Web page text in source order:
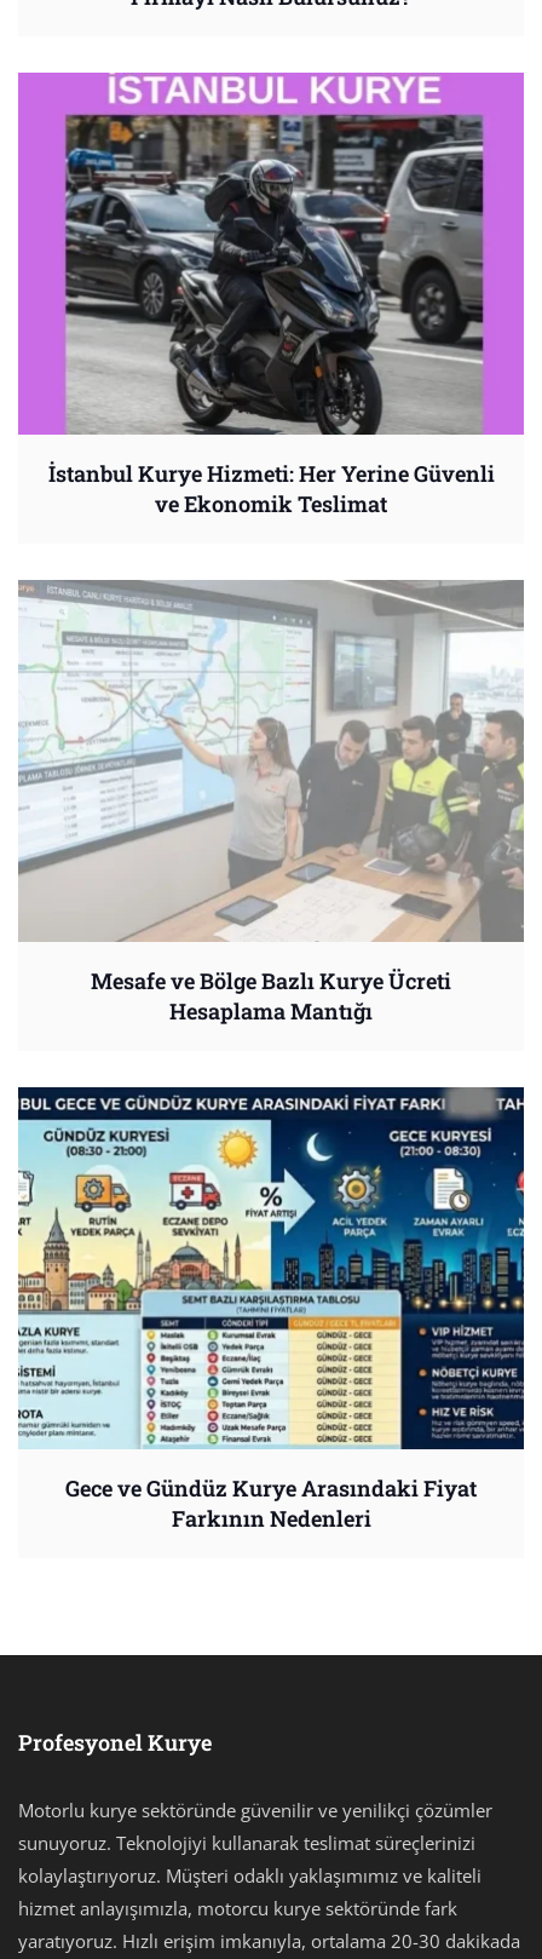
İstanbul Kurye Hizmeti: Her Yerine Güvenli
ve Ekonomik Teslimat
Mesafe ve Bölge Bazlı Kurye Ücreti
Hesaplama Mantığı
Gece ve Gündüz Kurye Arasındaki Fiyat
Farkının Nedenleri
Profesyonel Kurye
Motorlu kurye sektöründe güvenilir ve yenilikçi çözümler
sunuyoruz. Teknolojiyi kullanarak teslimat süreçlerinizi
kolaylaştırıyoruz. Müşteri odaklı yaklaşımımız ve kaliteli
hizmet anlayışımızla, motorcu kurye sektöründe fark
yaratıyoruz. Hızlı erişim imkanıyla, ortalama 20-30 dakikada